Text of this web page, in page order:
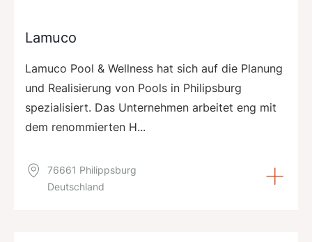
Lamuco
Lamuco Pool & Wellness hat sich auf die Planung
und Realisierung von Pools in Philipsburg
spezialisiert. Das Unternehmen arbeitet eng mit
dem renommierten H...
76661 Philippsburg
Deutschland